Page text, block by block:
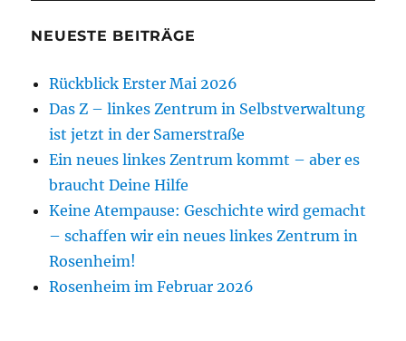
NEUESTE BEITRÄGE
Rückblick Erster Mai 2026
Das Z – linkes Zentrum in Selbstverwaltung
ist jetzt in der Samerstraße
Ein neues linkes Zentrum kommt – aber es
braucht Deine Hilfe
Keine Atempause: Geschichte wird gemacht
– schaffen wir ein neues linkes Zentrum in
Rosenheim!
Rosenheim im Februar 2026